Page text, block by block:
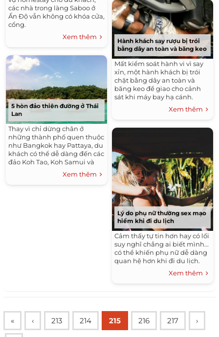
các nhà trong làng Saboo ở
Ấn Độ vẫn không có khóa cửa,
cổng.
Xem thêm
5 hòn đảo thiên đường ở Thái
Lan
Thay vì chỉ dừng chân ở
những thành phố quen thuộc
như Bangkok hay Pattaya, du
khách có thể dễ dàng đến các
đảo Koh Tao, Koh Samui và
Phuket để tham quan và
Xem thêm
Hành khách say rượu bị trói
bằng dây an toàn và băng keo
Mất kiểm soát hành vi vì say
xỉn, một hành khách bị trói
chặt bằng dây an toàn và
băng keo để giao cho cảnh
sát khi máy bay hạ cánh.
Xem thêm
Lý do phụ nữ thường sex mạo
hiểm khi đi du lịch
Cảm thấy tự tin hơn hay có lối
suy nghĩ chẳng ai biết mình...
có thể khiến phụ nữ dễ dàng
quan hệ hơn khi đi du lịch.
Xem thêm
« ‹ 213 214 215 216 217 ›